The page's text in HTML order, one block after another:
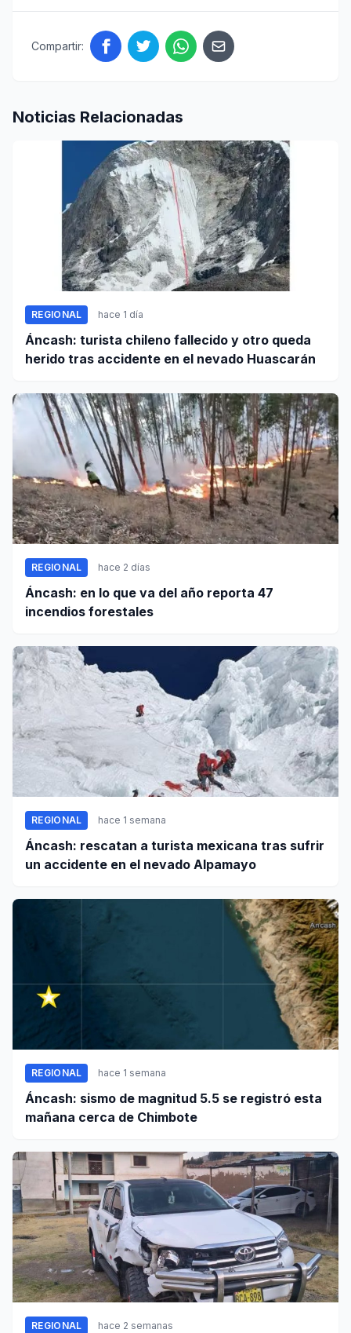
Compartir:
Noticias Relacionadas
REGIONAL hace 1 día
Áncash: turista chileno fallecido y otro queda
herido tras accidente en el nevado Huascarán
REGIONAL hace 2 días
Áncash: en lo que va del año reporta 47
incendios forestales
REGIONAL hace 1 semana
Áncash: rescatan a turista mexicana tras sufrir
un accidente en el nevado Alpamayo
REGIONAL hace 1 semana
Áncash: sismo de magnitud 5.5 se registró esta
mañana cerca de Chimbote
REGIONAL hace 2 semanas